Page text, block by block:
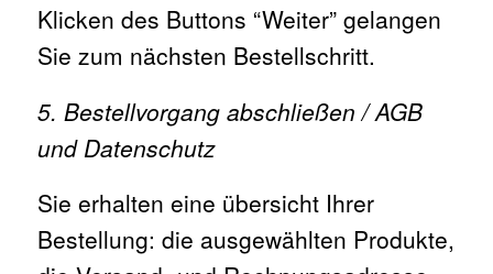
Klicken des Buttons “Weiter” gelangen
Sie zum nächsten Bestellschritt.
5. Bestellvorgang abschließen / AGB
und Datenschutz
Sie erhalten eine übersicht Ihrer
Bestellung: die ausgewählten Produkte,